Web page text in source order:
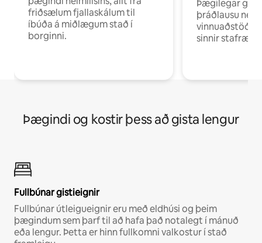
friðsælum fjallaskálum til
íbúða á miðlægum stað í
borginni.
Þægilegar
þráðlausu neti
vinnuaðstöðu
sinnir
Þægindi og kostir þess að gista lengur
Fullbúnar gistieignir
Fullbúnar útleigueignir eru með eldhúsi og þeim
þægindum sem þarf til að hafa það notalegt í mánuð
eða lengur. Þetta er hinn fullkomni valkostur í stað